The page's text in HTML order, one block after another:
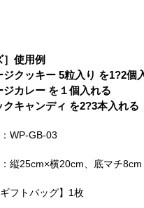
］使用例
ジクッキー 5粒入り を1?2個
ジカレー を１個入れる
クキャンディ を2?3本入れる
WP-GB-03
縦25cm×横20cm、底マチ8cm
フトバッグ】1枚